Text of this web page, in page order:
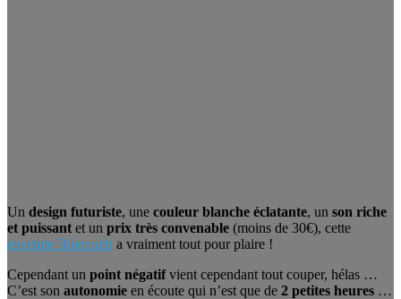
Un design futuriste, une couleur blanche éclatante, un son riche
et puissant et un prix très convenable (moins de 30€), cette
enceinte Bluetooth a vraiment tout pour plaire !
Cependant un point négatifvient cependant tout couper, hélas …
C’est son autonomie en écoute qui n’est que de 2 petites heures …